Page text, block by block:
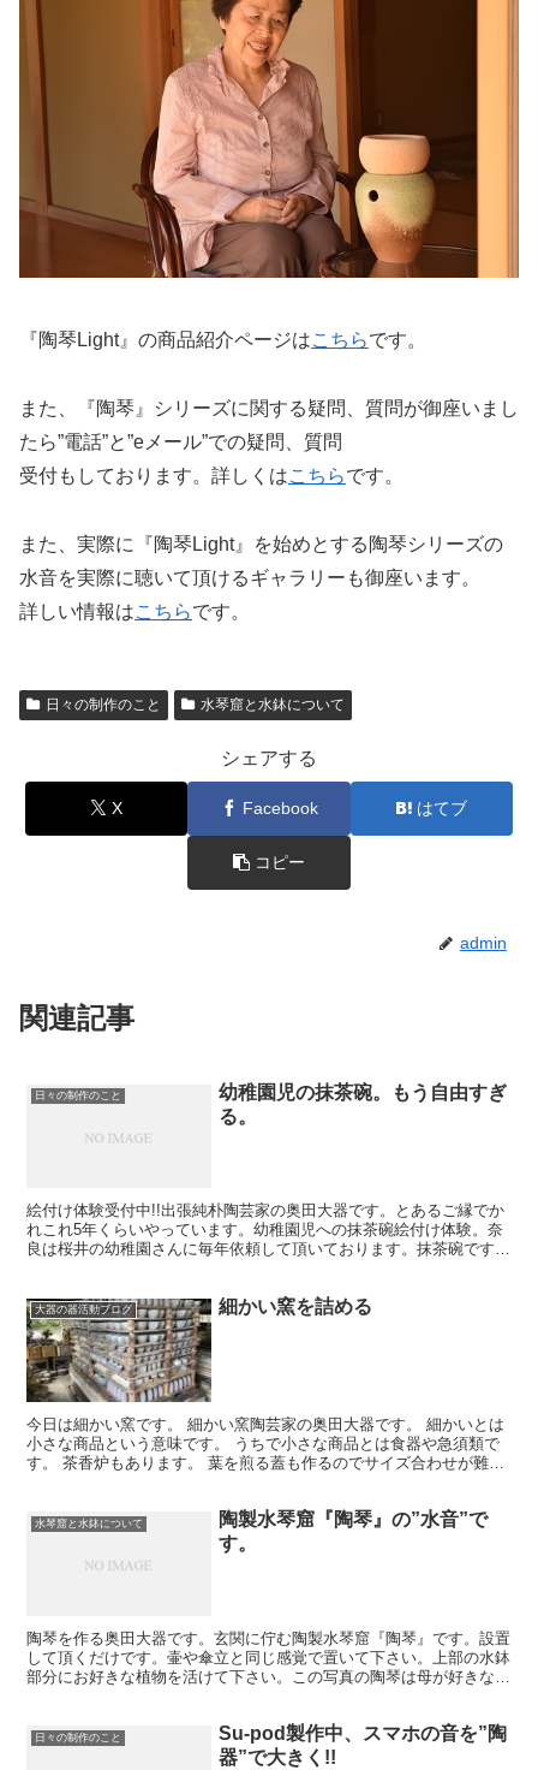
『陶琴Light』の商品紹介ページはこちらです。
また、『陶琴』シリーズに関する疑問、質問が御座いまし
たら”電話”と”eメール”での疑問、質問
受付もしております。詳しくはこちらです。
また、実際に『陶琴Light』を始めとする陶琴シリーズの
水音を実際に聴いて頂けるギャラリーも御座います。
詳しい情報はこちらです。
日々の制作のこと 水琴窟と水鉢について
シェアする
X Facebook はてブ
コピー
admin
関連記事
日々の制作のこと
幼稚園児の抹茶碗。もう自由すぎ
る。
絵付け体験受付中!!出張純朴陶芸家の奥田大器です。とあるご縁でか
れこれ5年くらいやっています。幼稚園児への抹茶碗絵付け体験。奈
良は桜井の幼稚園さんに毎年依頼して頂いております。抹茶碗です。
大器の器活動ブログ 細かい窯を詰める
今日は細かい窯です。 細かい窯陶芸家の奥田大器です。 細かいとは
小さな商品という意味です。 うちで小さな商品とは食器や急須類で
す。 茶香炉もあります。 葉を煎る蓋も作るのでサイズ合わせが難し
水琴窟と水鉢について
陶製水琴窟『陶琴』の”水音”で
す。
陶琴を作る奥田大器です。玄関に佇む陶製水琴窟『陶琴』です。設置
して頂くだけです。壷や傘立と同じ感覚で置いて下さい。上部の水鉢
部分にお好きな植物を活けて下さい。この写真の陶琴は母が好きな苔
日々の制作のこと
Su-pod製作中、スマホの音を”陶
器”で大きく!!